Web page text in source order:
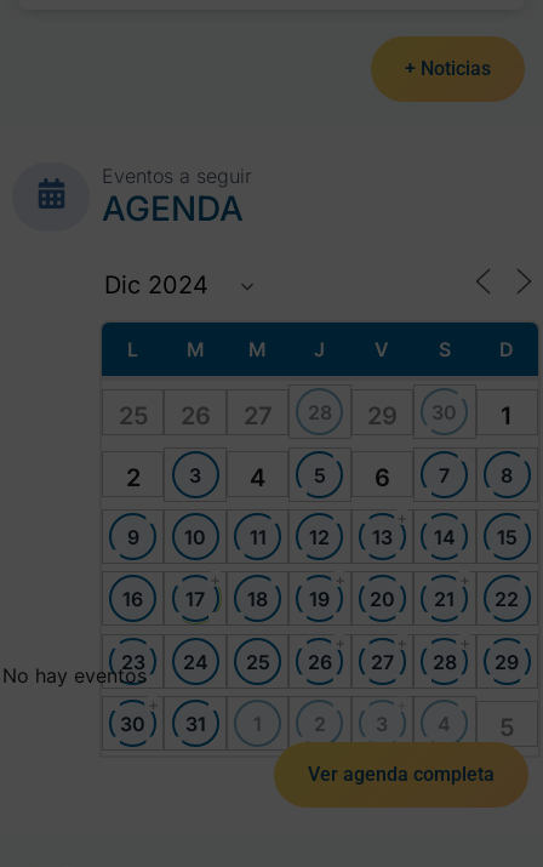
+ Noticias
Eventos a seguir
AGENDA
L M M J V S D
25 26 27 28 29 30 1
2 3 4 5 6 7 8
9 10 11 12 13
+
14 15
16 17
+
18 19
+
20 21
+
22
23 24 25 26
+
27
+
28
+
29
30
+
31 1 2 3 4 5
No hay eventos
Ver agenda completa